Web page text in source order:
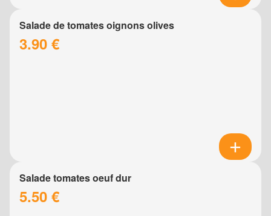
Salade de tomates oignons olives
3.90 €
Salade tomates oeuf dur
5.50 €